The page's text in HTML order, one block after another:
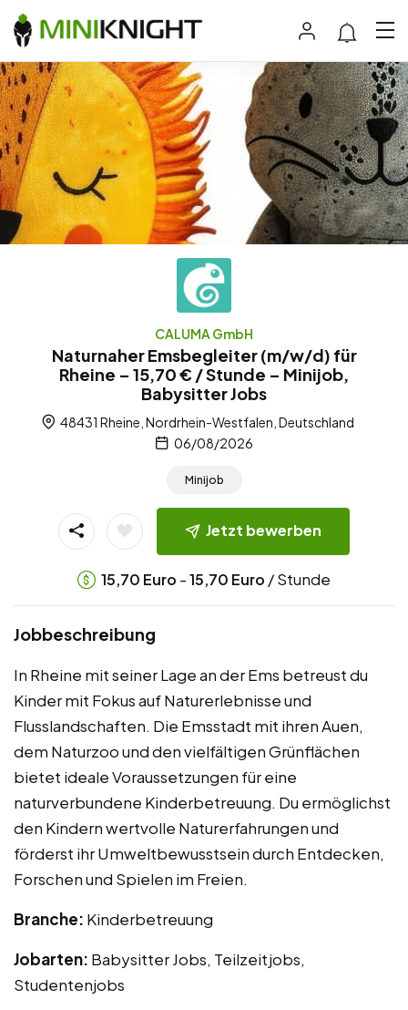
CALUMA GmbH
Naturnaher Emsbegleiter (m/w/d) für
Rheine – 15,70 € / Stunde – Minijob,
Babysitter Jobs
48431 Rheine, Nordrhein-Westfalen, Deutschland
06/08/2026
Minijob
Jetzt bewerben
15,70 Euro -15,70 Euro / Stunde
Jobbeschreibung
In Rheine mit seiner Lage an der Ems betreust du
Kinder mit Fokus auf Naturerlebnisse und
Flusslandschaften. Die Emsstadt mit ihren Auen,
dem Naturzoo und den vielfältigen Grünflächen
bietet ideale Voraussetzungen für eine
naturverbundene Kinderbetreuung. Du ermöglichst
den Kindern wertvolle Naturerfahrungen und
förderst ihr Umweltbewusstsein durch Entdecken,
Forschen und Spielen im Freien.
Branche: Kinderbetreuung
Jobarten: Babysitter Jobs, Teilzeitjobs,
Studentenjobs